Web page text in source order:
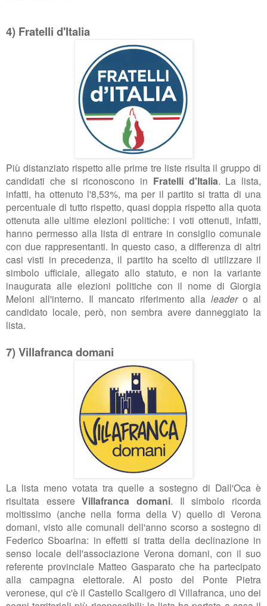
4) Fratelli d'Italia
Più distanziato rispetto alle prime tre liste risulta il gruppo di
candidati che si riconoscono in Fratelli d'Italia. La lista,
infatti, ha ottenuto l'8,53%, ma per il partito si tratta di una
percentuale di tutto rispetto, quasi doppia rispetto alla quota
ottenuta alle ultime elezioni politiche: i voti ottenuti, infatti,
hanno permesso alla lista di entrare in consiglio comunale
con due rappresentanti. In questo caso, a differenza di altri
casi visti in precedenza, il partito ha scelto di utilizzare il
simbolo ufficiale, allegato allo statuto, e non la variante
inaugurata alle elezioni politiche con il nome di Giorgia
Meloni all'interno. Il mancato riferimento alla leadero al
candidato locale, però, non sembra avere danneggiato la
lista.
7) Villafranca domani
La lista meno votata tra quelle a sostegno di Dall'Oca è
risultata essereVillafranca domani. Il simbolo ricorda
moltissimo (anche nella forma della V) quello di Verona
domani, visto alle comunali dell'anno scorso a sostegno di
Federico Sboarina: in effetti si tratta della declinazione in
senso locale dell'associazione Verona domani, con il suo
referente provinciale Matteo Gasparato che ha partecipato
alla campagna elettorale. Al posto del Ponte Pietra
veronese, qui c'è il Castello Scaligero di Villafranca, uno dei